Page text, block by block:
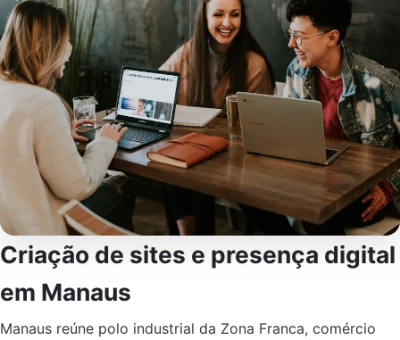
Criação de sites e presença digital
em Manaus
Manaus reúne polo industrial da Zona Franca, comércio